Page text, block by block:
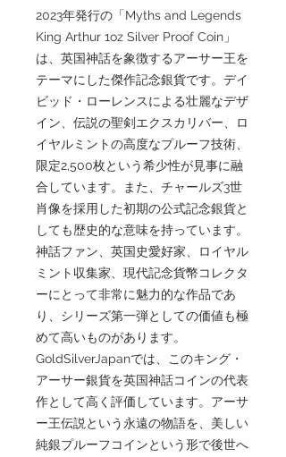
2023年発行の「Myths and Legends
King Arthur 1oz Silver Proof Coin」
は、英国神話を象徴するアーサー王を
テーマにした傑作記念銀貨です。デイ
ビッド・ローレンスによる壮麗なデザ
イン、伝説の聖剣エクスカリバー、ロ
イヤルミントの高度なプルーフ技術、
限定2,500枚という希少性が見事に融
合しています。また、チャールズ3世
肖像を採用した初期の公式記念銀貨と
しても歴史的な意味を持っています。
神話ファン、英国史愛好家、ロイヤル
ミント収集家、現代記念貨幣コレクタ
ーにとって非常に魅力的な作品であ
り、シリーズ第一弾としての価値も極
めて高いものがあります。
GoldSilverJapanでは、このキング・
アーサー銀貨を英国神話コインの代表
作として高く評価しています。アーサ
ー王伝説という永遠の物語を、美しい
純銀プルーフコインという形で後世へ